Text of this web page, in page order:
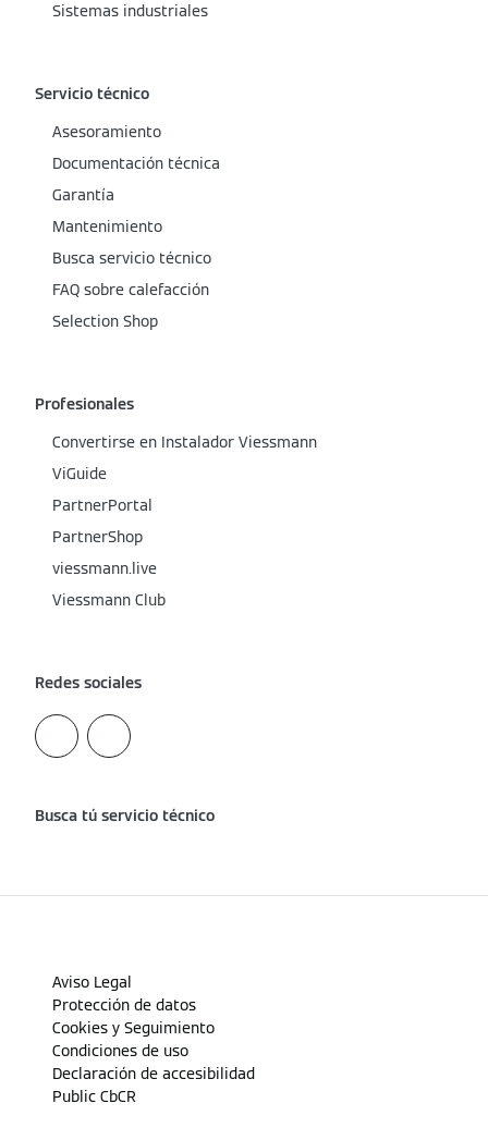
Sistemas industriales
Servicio técnico
Asesoramiento
Documentación técnica
Garantía
Mantenimiento
Busca servicio técnico
FAQ sobre calefacción
Selection Shop
Profesionales
Convertirse en Instalador Viessmann
ViGuide
PartnerPortal
PartnerShop
viessmann.live
Viessmann Club
Redes sociales
Busca tú servicio técnico
Aviso Legal
Protección de datos
Cookies y Seguimiento
Condiciones de uso
Declaración de accesibilidad
Public CbCR